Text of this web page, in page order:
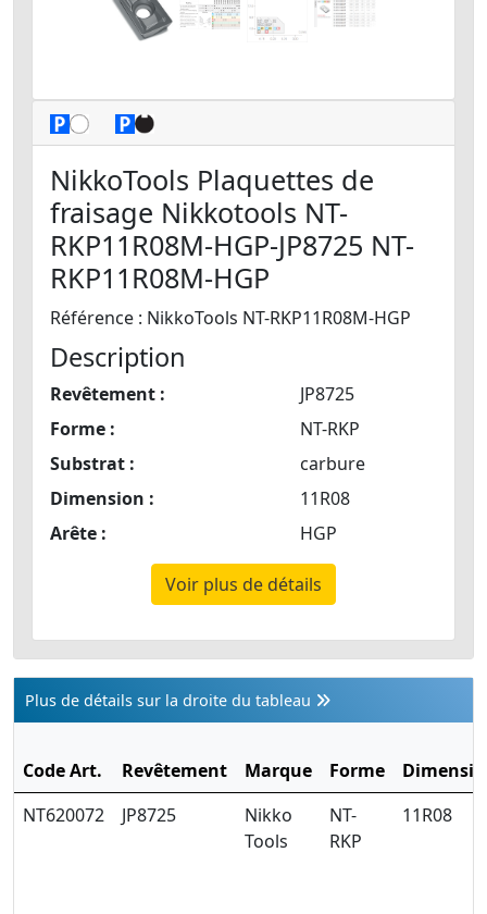
NikkoTools Plaquettes de
fraisage Nikkotools NT-
RKP11R08M-HGP-JP8725 NT-
RKP11R08M-HGP
Référence : NikkoTools NT-RKP11R08M-HGP
Description
Revêtement :
JP8725
Forme :
NT-RKP
Substrat :
carbure
Dimension :
11R08
Arête :
HGP
Voir plus de détails
Plus de détails sur la droite du tableau
Code Art. Revêtement Marque Forme
NT620072
JP8725
Nikko
Tools
NT-
RKP
11R08